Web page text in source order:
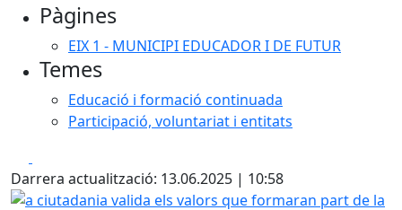
Pàgines
EIX 1 - MUNICIPI EDUCADOR I DE FUTUR
Temes
Educació i formació continuada
Participació, voluntariat i entitats
Darrera actualització: 13.06.2025 | 10:58
a ciutadania valida els valors que formaran part de la